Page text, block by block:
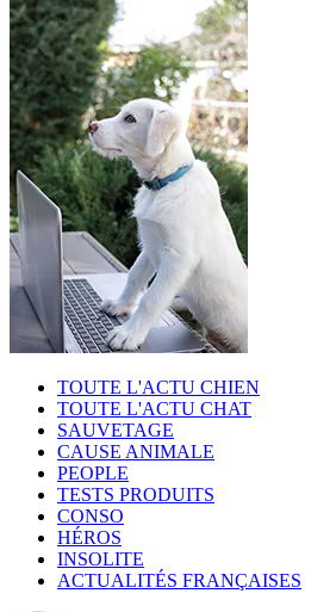
TOUTE L'ACTU CHIEN
TOUTE L'ACTU CHAT
SAUVETAGE
CAUSE ANIMALE
PEOPLE
TESTS PRODUITS
CONSO
HÉROS
INSOLITE
ACTUALITÉS FRANÇAISES